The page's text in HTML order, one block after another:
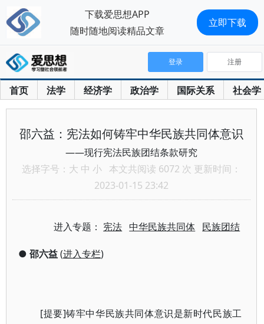
首页 法学 经济学 政治学 国际关系 社会学
登录 注册
邵六益：宪法如何铸牢中华民族共同体意识
——现行宪法民族团结条款研究
选择字号： 大 中 小 本文共阅读 6072 次 更新时间：
2023-01-15 23:42
进入专题： 宪法 中华民族共同体 民族团结
● 邵六益(进入专栏)
[提要]铸牢中华民族共同体意识是新时代民族工
下载爱思想APP
随时随地阅读精品文章
立即下载